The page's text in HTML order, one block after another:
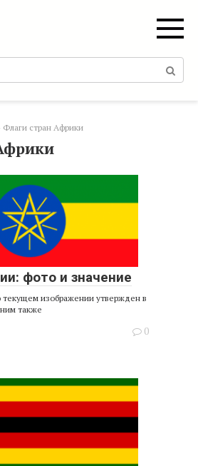
Флаги стран Африки
фото и значение
текущем изображении утвержден в
также
0